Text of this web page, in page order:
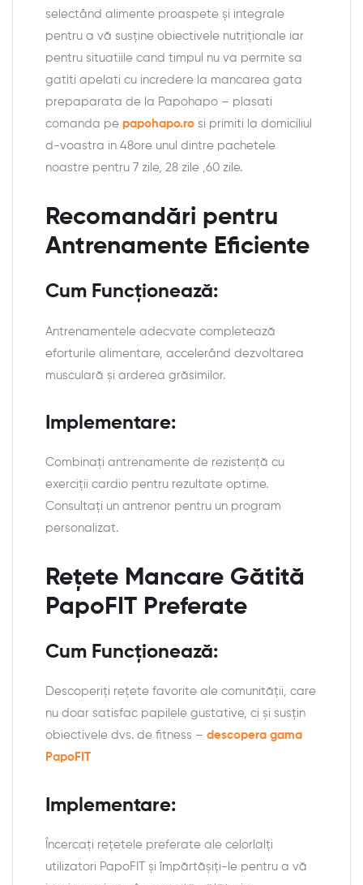
selectând alimente proaspete și integrale
pentru a vă susține obiectivele nutriționale iar
pentru situatiile cand timpul nu va permite sa
gatiti apelati cu incredere la mancarea gata
prepaparata de la Papohapo – plasati
comanda pe papohapo.ro si primiti la domiciliul
d-voastra in 48ore unul dintre pachetele
noastre pentru 7 zile, 28 zile ,60 zile.
Recomandări pentru
Antrenamente Eficiente
Cum Funcționează:
Antrenamentele adecvate completează
eforturile alimentare, accelerând dezvoltarea
musculară și arderea grăsimilor.
Implementare:
Combinați antrenamente de rezistență cu
exerciții cardio pentru rezultate optime.
Consultați un antrenor pentru un program
personalizat.
Rețete Mancare Gătită
PapoFIT Preferate
Cum Funcționează:
Descoperiți rețete favorite ale comunității, care
nu doar satisfac papilele gustative, ci și susțin
obiectivele dvs. de fitness – descopera gama
PapoFIT
Implementare:
Încercați rețetele preferate ale celorlalți
utilizatori PapoFIT și împărtășiți-le pentru a vă